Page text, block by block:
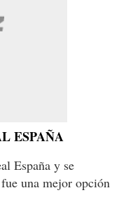
ESPAÑA
España y se
una mejor opción